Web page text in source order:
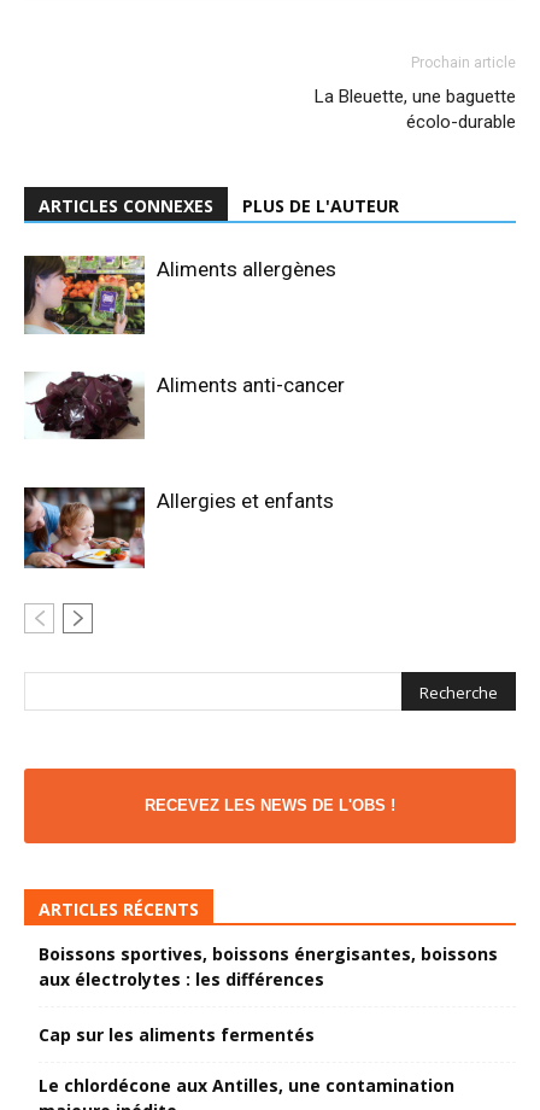
Prochain article
La Bleuette, une baguette
écolo-durable
ARTICLES CONNEXES PLUS DE L'AUTEUR
Aliments allergènes
Aliments anti-cancer
Allergies et enfants
RECEVEZ LES NEWS DE L'OBS !
ARTICLES RÉCENTS
Boissons sportives, boissons énergisantes, boissons
aux électrolytes : les différences
Cap sur les aliments fermentés
Le chlordécone aux Antilles, une contamination